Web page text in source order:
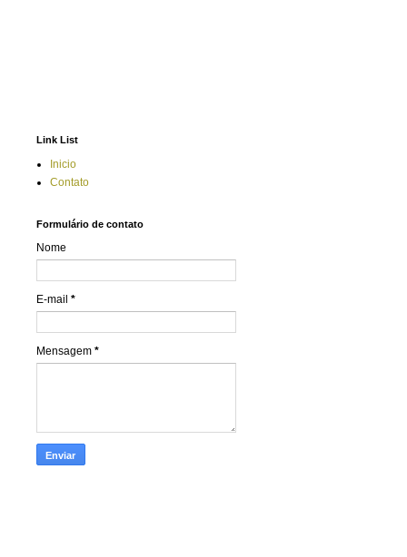
Link List
Inicio
Contato
Formulário de contato
Nome
E-mail *
Mensagem *